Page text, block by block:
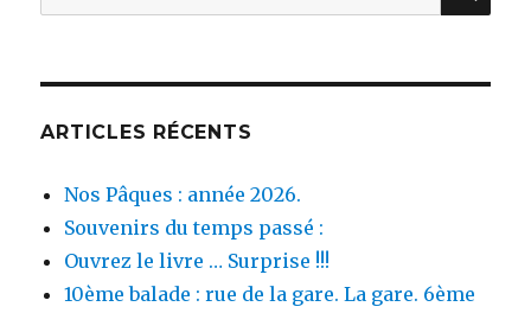
pour :
ARTICLES RÉCENTS
Nos Pâques : année 2026.
Souvenirs du temps passé :
Ouvrez le livre … Surprise !!!
10ème balade : rue de la gare. La gare. 6ème